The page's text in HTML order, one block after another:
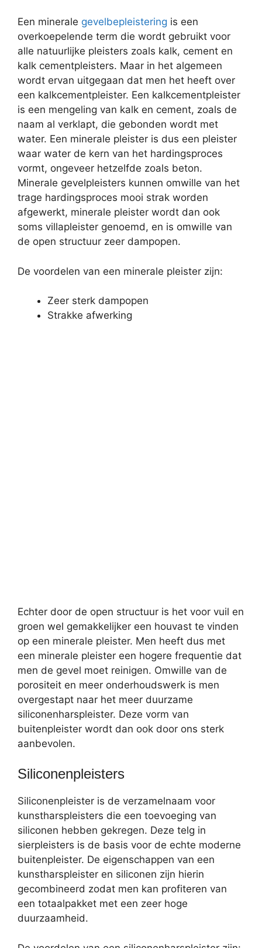
Een minerale gevelbepleistering is een
overkoepelende term die wordt gebruikt voor
alle natuurlijke pleisters zoals kalk, cement en
kalk cementpleisters. Maar in het algemeen
wordt ervan uitgegaan dat men het heeft over
een kalkcementpleister. Een kalkcementpleister
is een mengeling van kalk en cement, zoals de
naam al verklapt, die gebonden wordt met
water. Een minerale pleister is dus een pleister
waar water de kern van het hardingsproces
vormt, ongeveer hetzelfde zoals beton.
Minerale gevelpleisters kunnen omwille van het
trage hardingsproces mooi strak worden
afgewerkt, minerale pleister wordt dan ook
soms villapleister genoemd, en is omwille van
de open structuur zeer dampopen.
De voordelen van een minerale pleister zijn:
Zeer sterk dampopen
Strakke afwerking
Echter door de open structuur is het voor vuil en
groen wel gemakkelijker een houvast te vinden
op een minerale pleister. Men heeft dus met
een minerale pleister een hogere frequentie dat
men de gevel moet reinigen. Omwille van de
porositeit en meer onderhoudswerk is men
overgestapt naar het meer duurzame
siliconenharspleister. Deze vorm van
buitenpleister wordt dan ook door ons sterk
aanbevolen.
Siliconenpleisters
Siliconenpleister is de verzamelnaam voor
kunstharspleisters die een toevoeging van
siliconen hebben gekregen. Deze telg in
sierpleisters is de basis voor de echte moderne
buitenpleister. De eigenschappen van een
kunstharspleister en siliconen zijn hierin
gecombineerd zodat men kan profiteren van
een totaalpakket met een zeer hoge
duurzaamheid.